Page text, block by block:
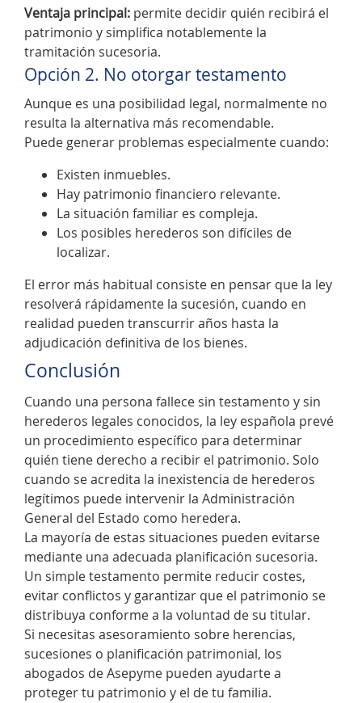
Ventaja principal: permite decidir quién recibirá el
patrimonio y simplifica notablemente la
tramitación sucesoria.
Opción 2. No otorgar testamento
Aunque es una posibilidad legal, normalmente no
resulta la alternativa más recomendable.
Puede generar problemas especialmente cuando:
Existen inmuebles.
Hay patrimonio financiero relevante.
La situación familiar es compleja.
Los posibles herederos son difíciles de
localizar.
El error más habitual consiste en pensar que la ley
resolverá rápidamente la sucesión, cuando en
realidad pueden transcurrir años hasta la
adjudicación definitiva de los bienes.
Conclusión
Cuando una persona fallece sin testamento y sin
herederos legales conocidos, la ley española prevé
un procedimiento específico para determinar
quién tiene derecho a recibir el patrimonio. Solo
cuando se acredita la inexistencia de herederos
legítimos puede intervenir la Administración
General del Estado como heredera.
La mayoría de estas situaciones pueden evitarse
mediante una adecuada planificación sucesoria.
Un simple testamento permite reducir costes,
evitar conflictos y garantizar que el patrimonio se
distribuya conforme a la voluntad de su titular.
Si necesitas asesoramiento sobre herencias,
sucesiones o planificación patrimonial, los
abogados de Asepyme pueden ayudarte a
proteger tu patrimonio y el de tu familia.